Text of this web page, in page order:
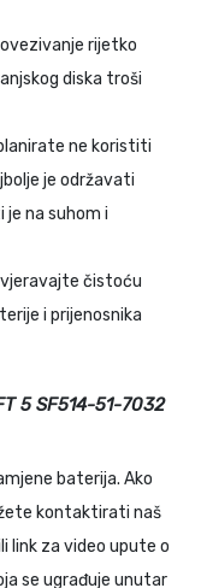
rijetko
diska troši
ne koristiti
je održavati
je na suhom i
čistoću
i prijenosnika
5 SF514-51-7032
baterija. Ako
kontaktirati naš
link za video upute o
se ugrađuje unutar